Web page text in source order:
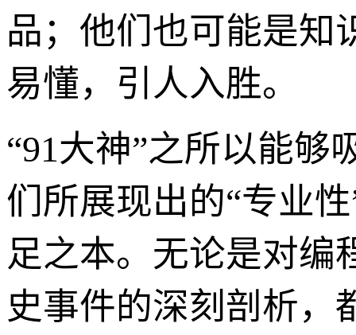
品；他们也可能是知
易懂，引人入胜。
“91大神”之所以能够
们所展现出的“专业
足之本。无论是对编
史事件的深刻剖析，